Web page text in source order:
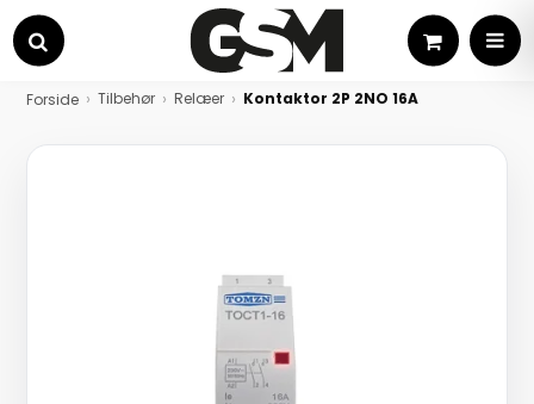
Søg
Kurv
Forside Tilbehør Relæer Kontaktor 2P 2NO 16A